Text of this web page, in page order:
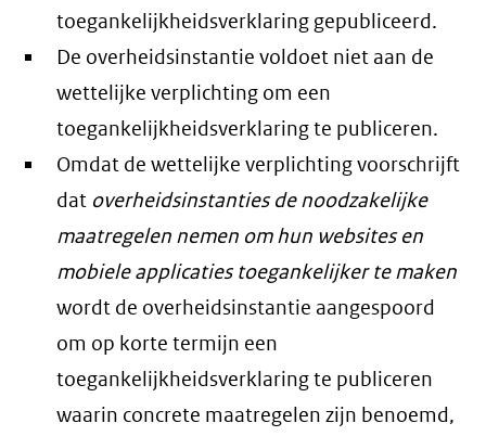
toegankelijkheidsverklaring gepubliceerd.
De overheidsinstantie voldoet niet aan de
wettelijke verplichting om een
toegankelijkheidsverklaring te publiceren.
Omdat de wettelijke verplichting voorschrijft
dat overheidsinstanties de noodzakelijke
maatregelen nemen om hun websites en
mobiele applicaties toegankelijker te maken
wordt de overheidsinstantie aangespoord
om op korte termijn een
toegankelijkheidsverklaring te publiceren
waarin concrete maatregelen zijn benoemd,